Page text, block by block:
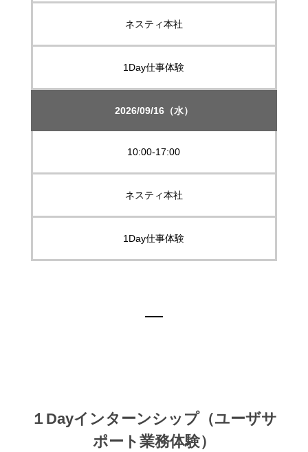
ネスティ本社
1Day仕事体験
2026/09/16（水）
10:00-17:00
ネスティ本社
1Day仕事体験
１Dayインターンシップ（ユーザサ
ポート業務体験）